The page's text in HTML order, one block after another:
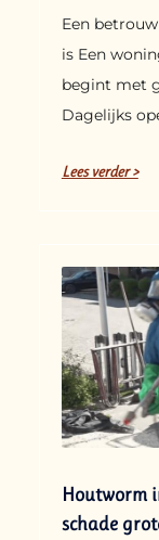
Een
is Een
begint met
Dagelijks
Lees verder >
Houtworm
schade